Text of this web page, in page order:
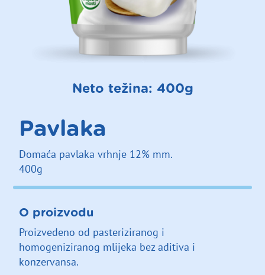
Neto težina: 400g
Pavlaka
Domaća pavlaka vrhnje 12% mm.
400g
O proizvodu
Proizvedeno od pasteriziranog i
homogeniziranog mlijeka bez aditiva i
konzervansa.